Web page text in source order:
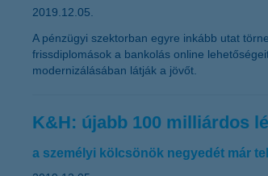
2019.12.05.
A pénzügyi szektorban egyre inkább utat
frissdiplomások a bankolás online
modernizálásában látják a jövőt.
K&H: újabb 100 milliárdos
a személyi kölcsönök negyedét már